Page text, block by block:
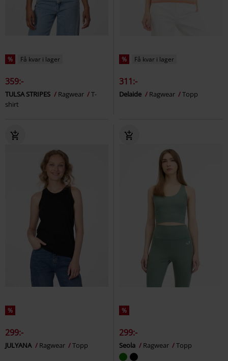
% Få kvar i lager
359:-
TULSA STRIPES Ragwear
T-
shirt
% Få kvar i lager
311:-
Delaide Ragwear Topp
%
299:-
JULYANA Ragwear Topp
%
299:-
Seola Ragwear Topp